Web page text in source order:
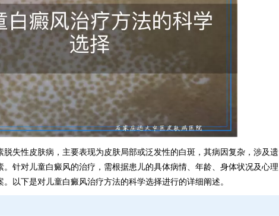
脱失性皮肤病，主要表现为皮肤局部或泛发性的白斑，其病因复杂，涉及遗
。针对儿童白癜风的治疗，需根据患儿的具体病情、年龄、身体状况及心理
以下是对儿童白癜风治疗方法的科学选择进行的详细阐述。